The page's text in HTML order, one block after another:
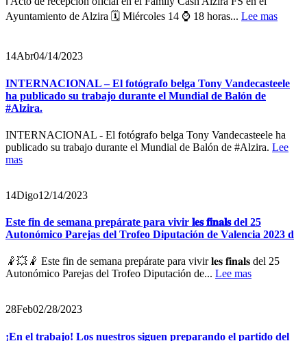
Ayuntamiento de Alzira 🗓️ Miércoles 14 ⌚ 18 horas... Lee mas
14Abr04/14/2023
INTERNACIONAL – El fotógrafo belga Tony Vandecasteele
ha publicado su trabajo durante el Mundial de Balón de
#Alzira.
INTERNACIONAL - El fotógrafo belga Tony Vandecasteele ha
publicado su trabajo durante el Mundial de Balón de #Alzira. Lee
mas
14Digo12/14/2023
Este fin de semana prepárate para vivir 𝐥𝐞𝐬 𝐟𝐢𝐧𝐚𝐥𝐬 del 25
Autonómico Parejas del Trofeo Diputación de Valencia 2023 d
🤾💥🤾 Este fin de semana prepárate para vivir 𝐥𝐞𝐬 𝐟𝐢𝐧𝐚𝐥𝐬 del 25
Autonómico Parejas del Trofeo Diputación de... Lee mas
28Feb02/28/2023
¡En el trabajo! Los nuestros siguen preparando el partido del